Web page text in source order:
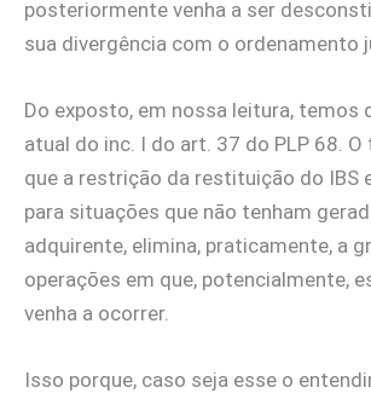
posteriormente venha a ser
sua divergência com o ordenamento
Do exposto, em nossa leitura, temos
atual do inc. I do art. 37 do PLP 68.
que a restrição da restituição do IBS
para situações que não tenham
adquirente, elimina, praticamente, a
operações em que, potencialmente,
venha a ocorrer.
Isso porque, caso seja esse o